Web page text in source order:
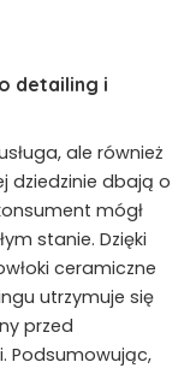
detailing i
ale również
dziedzinie dbają o
mógł
stanie. Dzięki
ceramiczne
utrzymuje się
przed
Podsumowując,